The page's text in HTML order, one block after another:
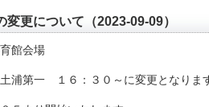
変更について（2023-09-09）
館会場
第一 １６：３０～に変更となりま